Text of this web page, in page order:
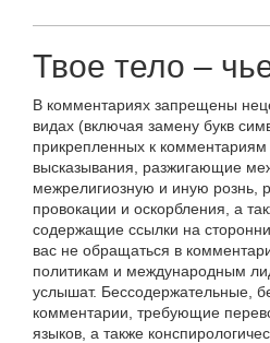
Твое тело –
В комментариях запрещены
видах (включая замену букв
прикрепленных к комментариям
высказывания, разжигающие
межрелигиозную и иную рознь,
провокации и оскорбления, а
содержащие ссылки на
вас не обращаться в
политикам и международным
услышат. Бессодержательные,
комментарии, требующие
языков, а также